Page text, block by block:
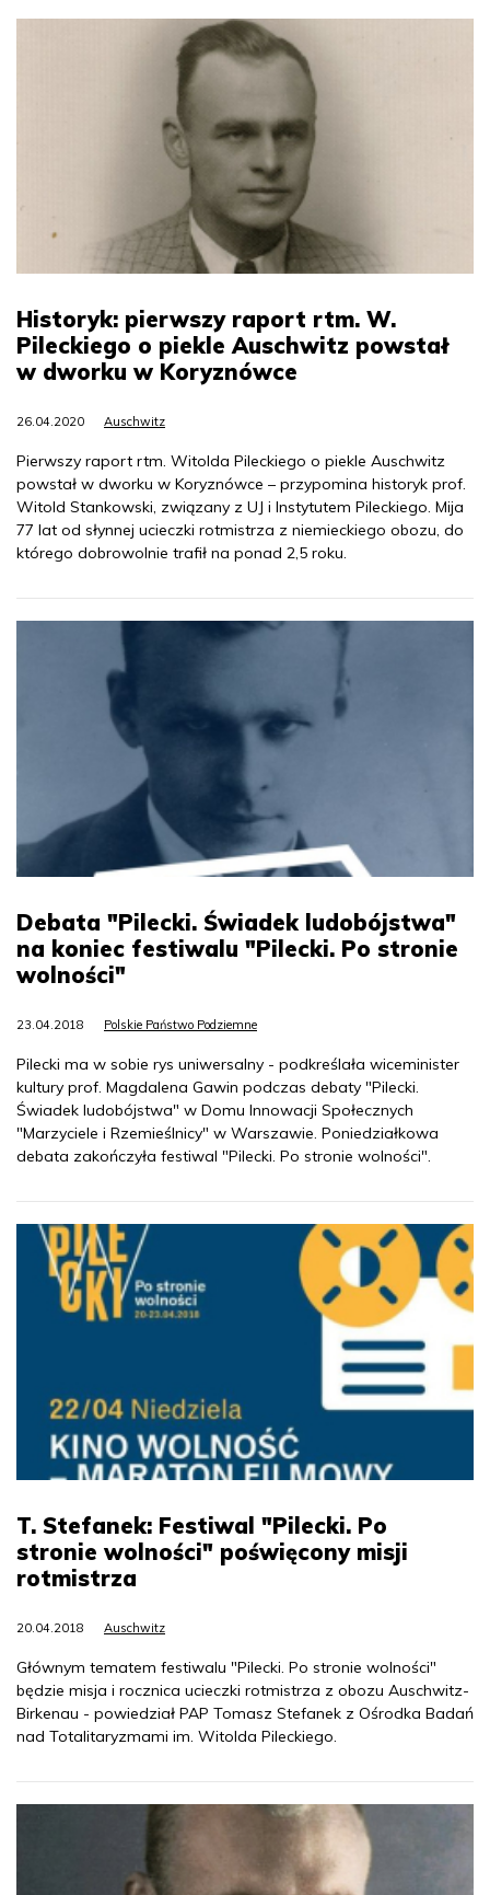
Historyk: pierwszy raport rtm. W.
Pileckiego o piekle Auschwitz powstał
w dworku w Koryznówce
26.04.2020 Auschwitz
Pierwszy raport rtm. Witolda Pileckiego o piekle Auschwitz
powstał w dworku w Koryznówce – przypomina historyk prof.
Witold Stankowski, związany z UJ i Instytutem Pileckiego. Mija
77 lat od słynnej ucieczki rotmistrza z niemieckiego obozu, do
którego dobrowolnie trafił na ponad 2,5 roku.
Debata "Pilecki. Świadek ludobójstwa"
na koniec festiwalu "Pilecki. Po stronie
wolności"
23.04.2018 Polskie Państwo Podziemne
Pilecki ma w sobie rys uniwersalny - podkreślała wiceminister
kultury prof. Magdalena Gawin podczas debaty "Pilecki.
Świadek ludobójstwa" w Domu Innowacji Społecznych
"Marzyciele i Rzemieślnicy" w Warszawie. Poniedziałkowa
debata zakończyła festiwal "Pilecki. Po stronie wolności".
T. Stefanek: Festiwal "Pilecki. Po
stronie wolności" poświęcony misji
rotmistrza
20.04.2018 Auschwitz
Głównym tematem festiwalu "Pilecki. Po stronie wolności"
będzie misja i rocznica ucieczki rotmistrza z obozu Auschwitz-
Birkenau - powiedział PAP Tomasz Stefanek z Ośrodka Badań
nad Totalitaryzmami im. Witolda Pileckiego.